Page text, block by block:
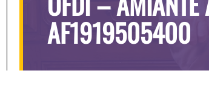
AF1919505400